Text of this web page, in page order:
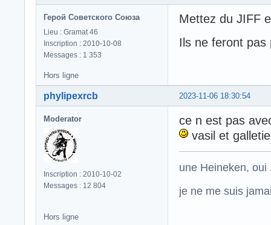
Герой Советского Союза
Lieu : Gramat 46
Inscription : 2010-10-08
Messages : 1 353
Mettez du JIFF
Ils ne feront pas
Hors ligne
2023-11-06 18:30:54
phylipexrcb
Moderator
Inscription : 2010-10-02
Messages : 12 804
ce n est pas
vasil et
une Heineken,
je ne me suis
Hors ligne